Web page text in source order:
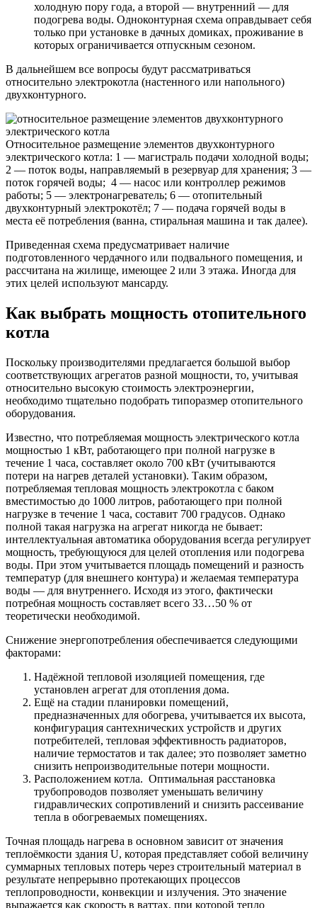
холодную пору года, а второй — внутренний — для
подогрева воды. Одноконтурная схема оправдывает себя
только при установке в дачных домиках, проживание в
которых ограничивается отпускным сезоном.
В дальнейшем все вопросы будут рассматриваться
относительно электрокотла (настенного или напольного)
двухконтурного.
Относительное размещение элементов двухконтурного
электрического котла: 1 — магистраль подачи холодной воды;
2 — поток воды, направляемый в резервуар для хранения; 3 —
поток горячей воды; 4 — насос или контроллер режимов
работы; 5 — электронагреватель; 6 — отопительный
двухконтурный электрокотёл; 7 — подача горячей воды в
места её потребления (ванна, стиральная машина и так далее).
Приведенная схема предусматривает наличие
подготовленного чердачного или подвального помещения, и
рассчитана на жилище, имеющее 2 или 3 этажа. Иногда для
этих целей используют мансарду.
Как выбрать мощность отопительного
котла
Поскольку производителями предлагается большой выбор
соответствующих агрегатов разной мощности, то, учитывая
относительно высокую стоимость электроэнергии,
необходимо тщательно подобрать типоразмер отопительного
оборудования.
Известно, что потребляемая мощность электрического котла
мощностью 1 кВт, работающего при полной нагрузке в
течение 1 часа, составляет около 700 кВт (учитываются
потери на нагрев деталей установки). Таким образом,
потребляемая тепловая мощность электрокотла с баком
вместимостью до 1000 литров, работающего при полной
нагрузке в течение 1 часа, составит 700 градусов. Однако
полной такая нагрузка на агрегат никогда не бывает:
интеллектуальная автоматика оборудования всегда регулирует
мощность, требующуюся для целей отопления или подогрева
воды. При этом учитывается площадь помещений и разность
температур (для внешнего контура) и желаемая температура
воды — для внутреннего. Исходя из этого, фактически
потребная мощность составляет всего 33…50 % от
теоретически необходимой.
Снижение энергопотребления обеспечивается следующими
факторами:
Надёжной тепловой изоляцией помещения, где
установлен агрегат для отопления дома.
Ещё на стадии планировки помещений,
предназначенных для обогрева, учитывается их высота,
конфигурация сантехнических устройств и других
потребителей, тепловая эффективность радиаторов,
наличие термостатов и так далее; это позволяет заметно
снизить непроизводительные потери мощности.
Расположением котла. Оптимальная расстановка
трубопроводов позволяет уменьшать величину
гидравлических сопротивлений и снизить рассеивание
тепла в обогреваемых помещениях.
Точная площадь нагрева в основном зависит от значения
теплоёмкости здания U, которая представляет собой величину
суммарных тепловых потерь через строительный материал в
результате непрерывно протекающих процессов
теплопроводности, конвекции и излучения. Это значение
выражается как скорость в ваттах, при которой тепло